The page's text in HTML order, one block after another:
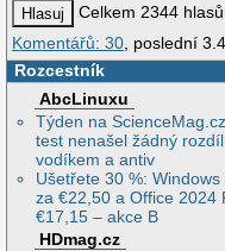
Celkem 2344 hlasů
Komentářů: 30 , poslední
Rozcestník
AbcLinuxu
Týden na
test nenašel žádný
vodíkem a antiv
Ušetřete 30 %: Windows
za €22,50 a Office 2024
€17,15 – akce B
HDmag.cz